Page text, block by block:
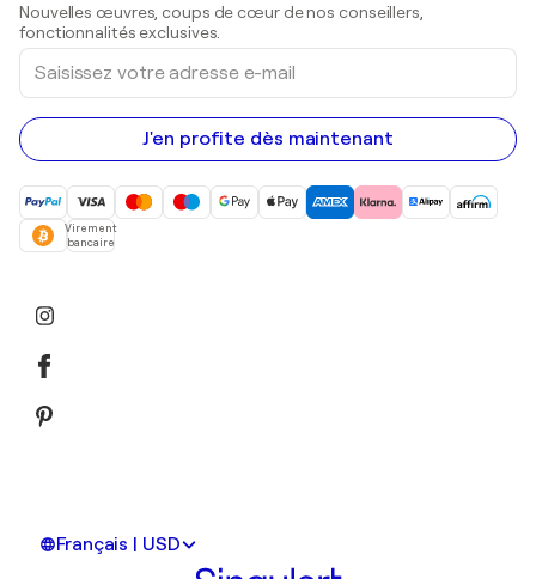
Peintures acryliques
Nouvelles œuvres, coups de cœur de nos conseillers,
fonctionnalités exclusives.
Saisissez
votre
adresse
e-
mail
J'en profite dès maintenant
Virement
bancaire
Français | USD